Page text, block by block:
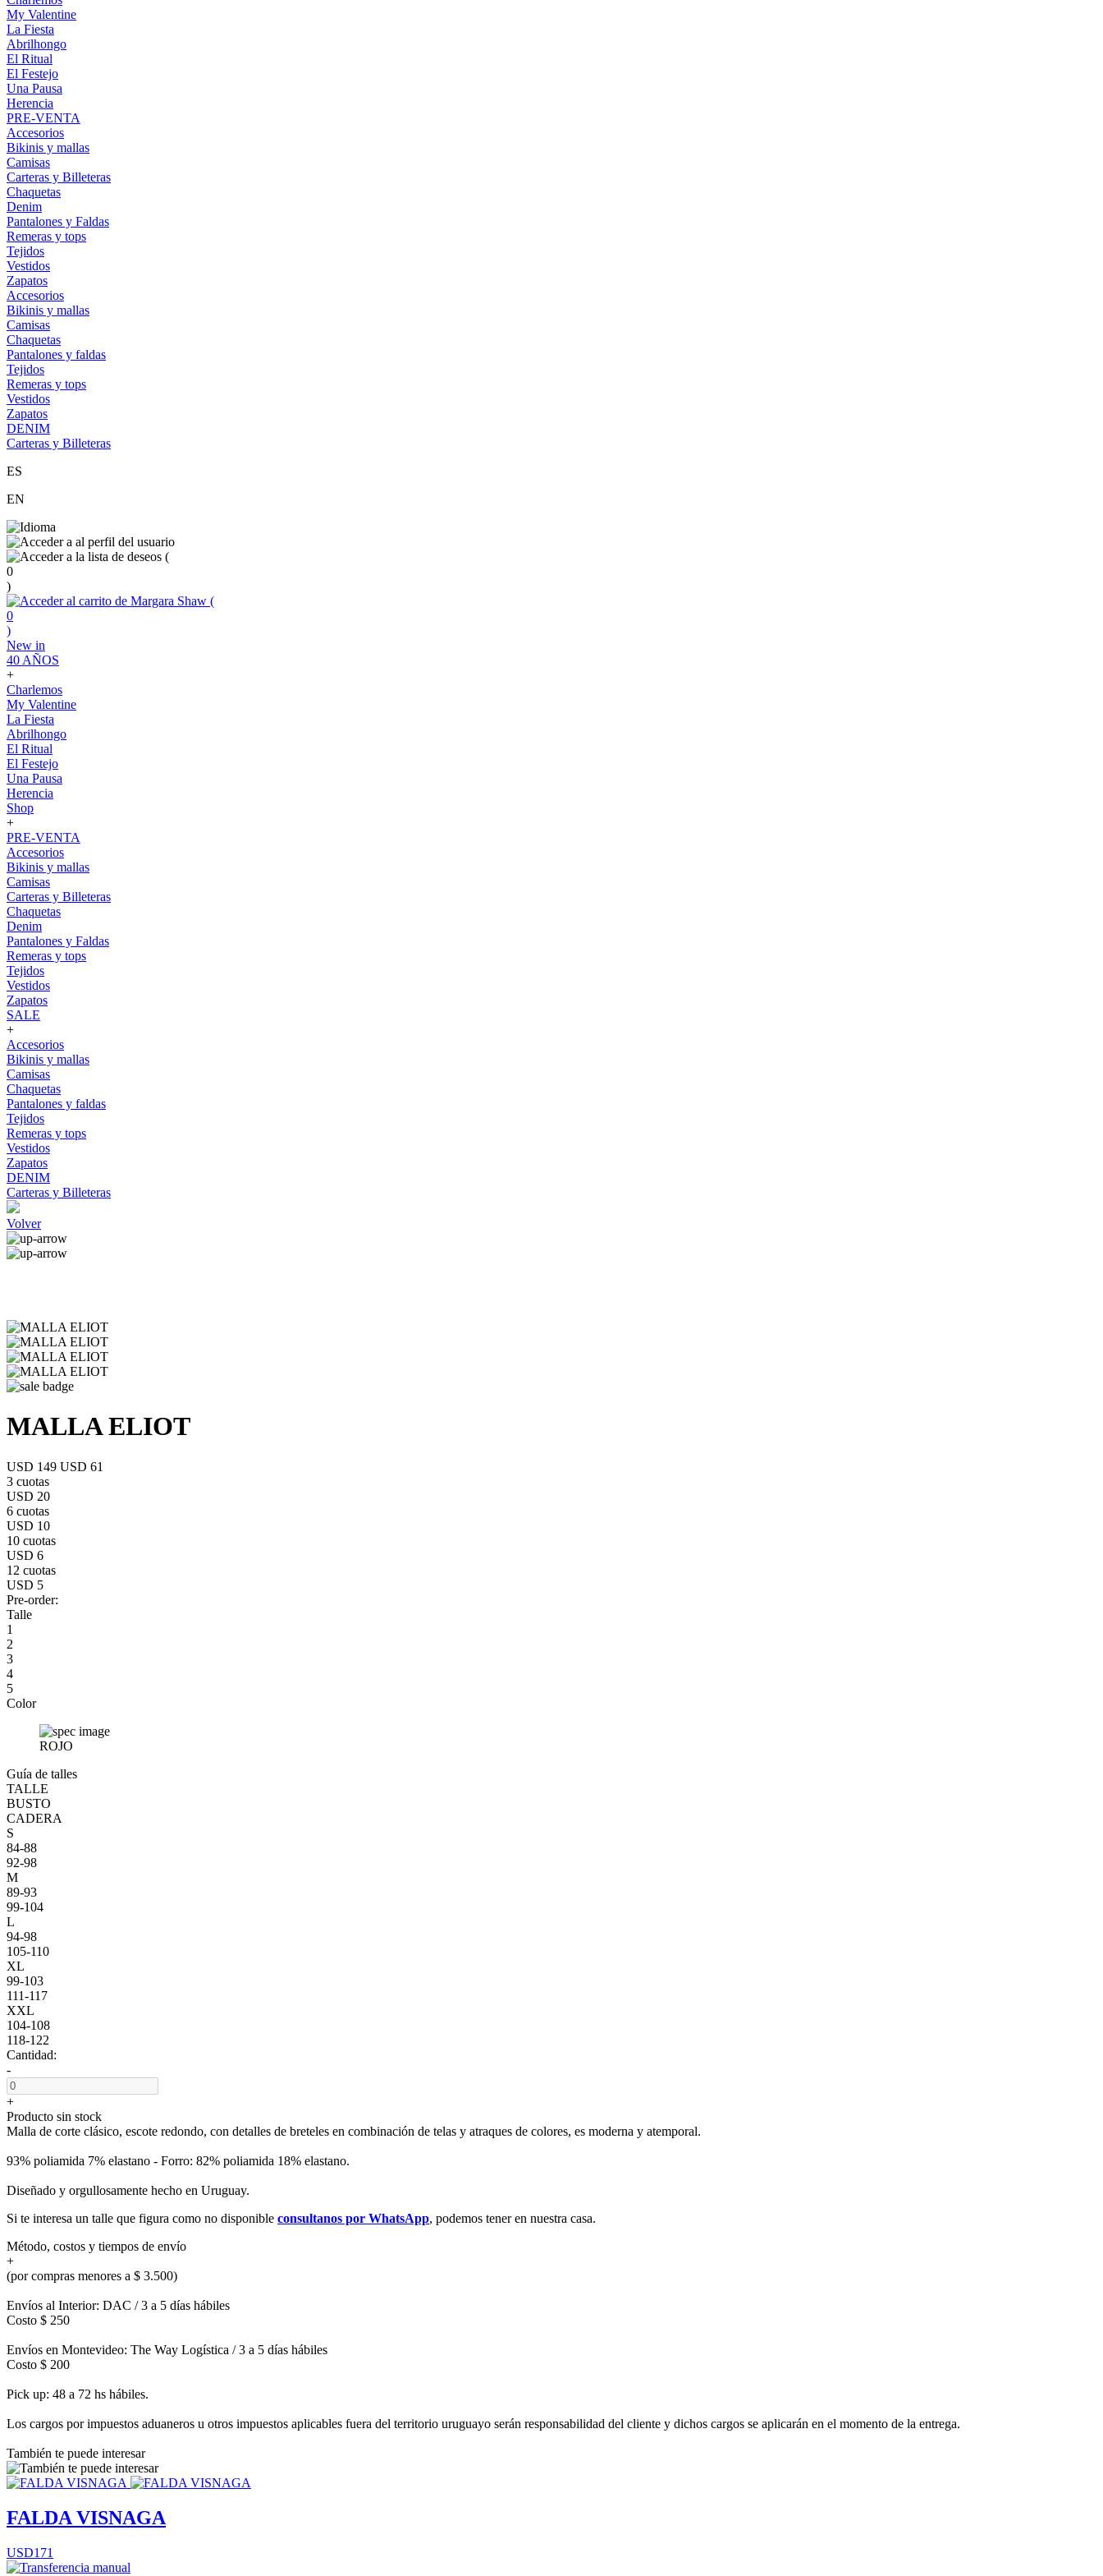
My Valentine
La Fiesta
Abrilhongo
El Ritual
El Festejo
Una Pausa
Herencia
PRE-VENTA
Accesorios
Bikinis y mallas
Camisas
Carteras y Billeteras
Chaquetas
Denim
Pantalones y Faldas
Remeras y tops
Tejidos
Vestidos
Zapatos
Accesorios
Bikinis y mallas
Camisas
Chaquetas
Pantalones y faldas
Tejidos
Remeras y tops
Vestidos
Zapatos
DENIM
Carteras y Billeteras
ES
EN
(
0
)
(
0
)
New in
40 AÑOS
+
Charlemos
My Valentine
La Fiesta
Abrilhongo
El Ritual
El Festejo
Una Pausa
Herencia
Shop
+
PRE-VENTA
Accesorios
Bikinis y mallas
Camisas
Carteras y Billeteras
Chaquetas
Denim
Pantalones y Faldas
Remeras y tops
Tejidos
Vestidos
Zapatos
SALE
+
Accesorios
Bikinis y mallas
Camisas
Chaquetas
Pantalones y faldas
Tejidos
Remeras y tops
Vestidos
Zapatos
DENIM
Carteras y Billeteras
Volver
MALLA ELIOT
USD 149 USD 61
3 cuotas
USD 20
6 cuotas
USD 10
10 cuotas
USD 6
12 cuotas
USD 5
Pre-order:
Talle
1
2
3
4
5
Color
ROJO
Guía de talles
TALLE
BUSTO
CADERA
S
84-88
92-98
M
89-93
99-104
L
94-98
105-110
XL
99-103
111-117
XXL
104-108
118-122
Cantidad:
-
+
Producto sin stock
Malla de corte clásico, escote redondo, con detalles de breteles en combinación de telas y atraques de colores, es moderna y atemporal.
93% poliamida 7% elastano - Forro: 82% poliamida 18% elastano.
Diseñado y orgullosamente hecho en Uruguay.
Si te interesa un talle que figura como no disponible consultanos por WhatsApp, podemos tener en nuestra casa.
Método, costos y tiempos de envío
+
(por compras menores a $ 3.500)
Envíos al Interior: DAC / 3 a 5 días hábiles
Costo $ 250
Envíos en Montevideo: The Way Logística / 3 a 5 días hábiles
Costo $ 200
Pick up: 48 a 72 hs hábiles.
Los cargos por impuestos aduaneros u otros impuestos aplicables fuera del territorio uruguayo serán responsabilidad del cliente y dichos cargos se aplicarán en el momento de la entrega.
También te puede interesar
FALDA VISNAGA
USD171